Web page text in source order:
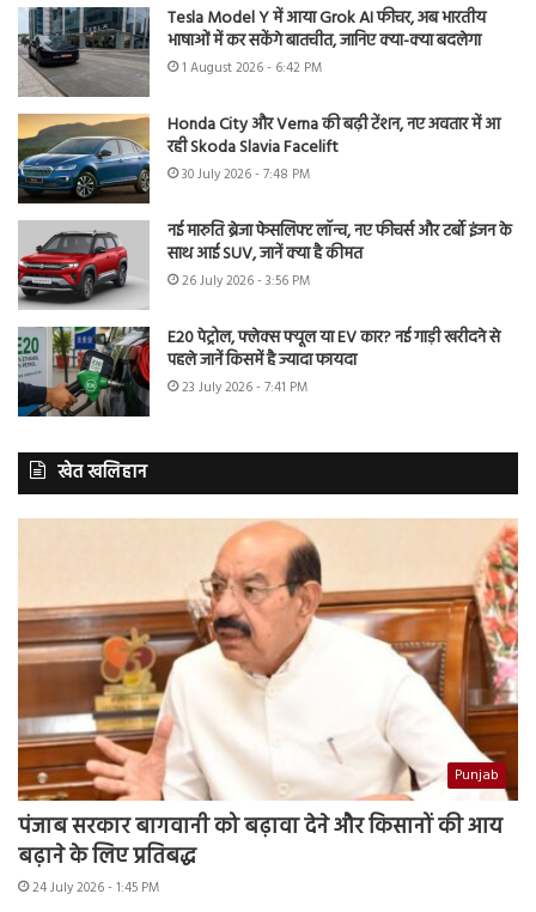
Tesla Model Y में आया Grok AI फीचर, अब भारतीय
भाषाओं में कर सकेंगे बातचीत, जानिए क्या-क्या बदलेगा
1 August 2026 - 6:42 PM
Honda City और Verna की बढ़ी टेंशन, नए अवतार में आ
रही Skoda Slavia Facelift
30 July 2026 - 7:48 PM
नई मारुति ब्रेजा फेसलिफ्ट लॉन्च, नए फीचर्स और टर्बो इंजन के
साथ आई SUV, जानें क्या है कीमत
26 July 2026 - 3:56 PM
E20 पेट्रोल, फ्लेक्स फ्यूल या EV कार? नई गाड़ी खरीदने से
पहले जानें किसमें है ज्यादा फायदा
23 July 2026 - 7:41 PM
खेत खलिहान
Punjab
पंजाब सरकार बागवानी को बढ़ावा देने और किसानों की आय
बढ़ाने के लिए प्रतिबद्ध
24 July 2026 - 1:45 PM